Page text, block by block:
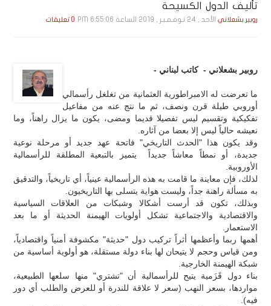
تأليف الدول الكسيحة
روبير بشعلاني الأحد , 24 نـوفـمـبـر , 2019 الساعة 6:55:06 PM 0 تعليقات
روبير بشعلاني - كاتب لبناني -
ما تعرضت له الامبراطورية العثمانية من تغلغل رأسمالي
أوروبي طيلة قرن ونصف، ثم ما نتج عنه من مفاعيل
تفكيكية وتقسيم ليس تفصيلا قديما ومضى، يكون ما يزال راهناً، وما
نعيشه حالياً ليس إلا بعضا من آثاره.
وقد يكون هذا "الحدث التاريخي" فاتحة عهد جديد أو مرحلة نوعية
جديدة، أو نمطاً معاشاً جديداً يتميز بالتبعية المطلقة للرأسمالية
الأوروبية.
لذلك، فإن معاينة ما قامت به هذه الرأسمالية عينياً، أي تاريخياً، والتدقيق
به مسألة راهنة جداً، وليست هواية يتسلى بها التاريخيون.
وبذلك، تكون قد أرست أشكالا وشبكات من العلاقات السياسية
والاقتصادية والاجتماعية تشكل أولويات الهيمنة الحديثة أو ما بعد
الاستعمار.
أهمها ربما وأعظمها أثراً تركيب دول "حديثة" مكشوفة أمنياً واقتصادياً،
ومن قياس وحجم لا يتيحان لها بناء دولة مستقلة، هو أولوية أساسية من
شبكة الهيمنة الخارجية.
بناء دول قَزَمية يتيح للرأسمالية أن "تشتري" منها سلعها الطبيعية،
مواردها، بسعر النهب (سعر لا علاقة للندرة أو للعرض والطلب أي دور
فيه).